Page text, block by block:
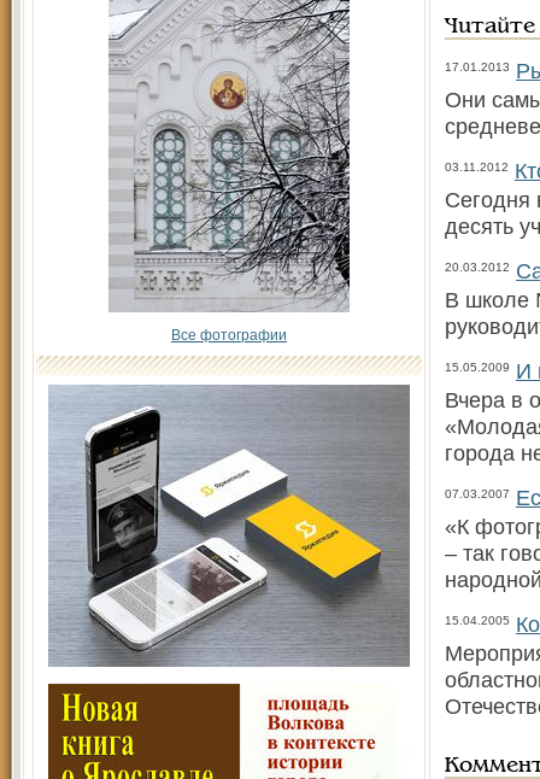
Все фотографии
17.01.2013
Они
03.11.2012
Сегодня
десять
20.03.2012
В школе
15.05.2009
И
Вчера в
города
07.03.2007
«К
– так
15.04.2005